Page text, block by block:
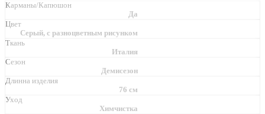
Карманы/Капюшон
Да
Цвет
Серый, с разноцветным рисунком
Ткань
Италия
Сезон
Демисезон
Длинна изделия
76 см
Уход
Химчистка